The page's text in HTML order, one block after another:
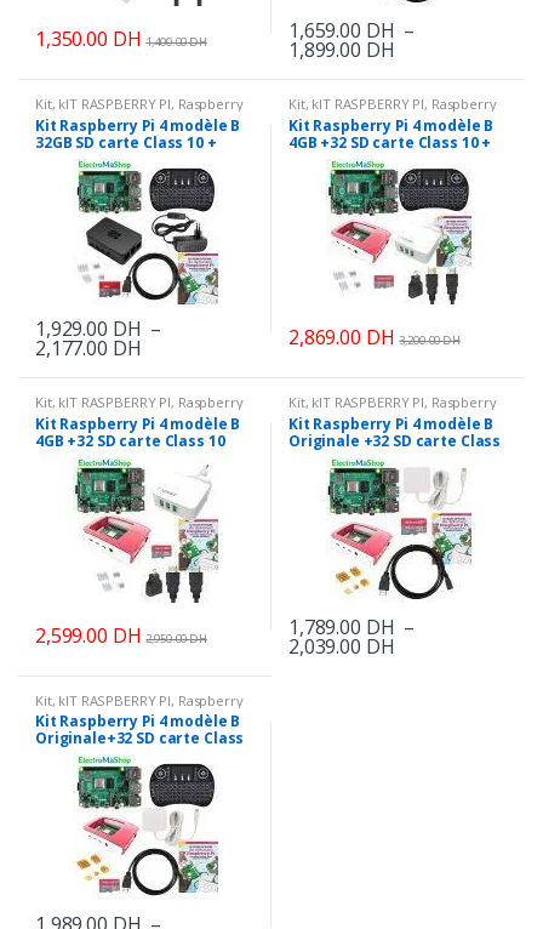
1,350.00 DH 1,400.00DH 1,659.00 DH –
1,899.00 DH
1,659.00 DH
à
1,899.00 DH
Ce
a
plusieurs
variations.
options
peuvent
sur
du
produit
Kit, kIT RASPBERRY PI, Raspberry
PI,Raspberry Pi Robot & KIT
Kit Raspberry Pi 4 modèle B
32GB SD carte Class 10 +
Clavier et Sourie sans fils
1,929.00 DH –
2,177.00 DH
1,929.00 DH
à
2,177.00 DH
Ce
a
plusieurs
variations.
options
peuvent
sur
du
produit
Kit, kIT RASPBERRY PI, Raspberry
PI,Raspberry Pi Robot & KIT
Kit Raspberry Pi 4 modèle B
4GB +32 SD carte Class 10 +
Clavier et Sourie sans fils
2,869.00 DH 3,200.00DH
Kit, kIT RASPBERRY PI, Raspberry
PI,Raspberry Pi Robot & KIT
Kit Raspberry Pi 4 modèle B
4GB +32 SD carte Class 10
starter
2,599.00 DH 2,950.00DH
Kit, kIT RASPBERRY PI, Raspberry
PI,Raspberry Pi Robot & KIT
Kit Raspberry Pi 4 modèle B
Originale +32 SD carte Class
10 starter
1,789.00 DH –
2,039.00 DH
Ce
Kit, kIT RASPBERRY PI, Raspberry
PI,Raspberry Pi Robot & KIT
Kit Raspberry Pi 4 modèle B
Originale+32 SD carte Class
10 + Clavier et Sourie sans